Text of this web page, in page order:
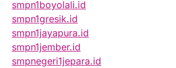
smpn1boyolali.id
smpn1gresik.id
smpn1jayapura.id
smpn1jember.id
smpnegeri1jepara.id